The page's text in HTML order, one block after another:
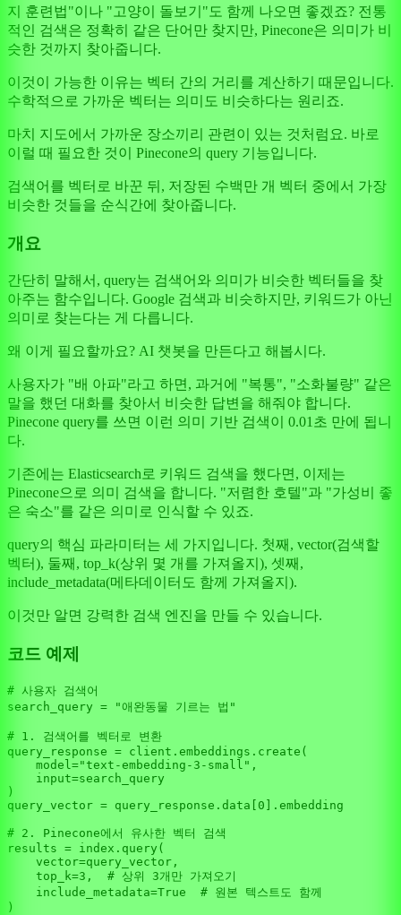
지 훈련법"이나 "고양이 돌보기"도 함께 나오면 좋겠죠? 전통
적인 검색은 정확히 같은 단어만 찾지만, Pinecone은 의미가 비
슷한 것까지 찾아줍니다.
이것이 가능한 이유는 벡터 간의 거리를 계산하기 때문입니다.
수학적으로 가까운 벡터는 의미도 비슷하다는 원리죠.
마치 지도에서 가까운 장소끼리 관련이 있는 것처럼요. 바로
이럴 때 필요한 것이 Pinecone의 query 기능입니다.
검색어를 벡터로 바꾼 뒤, 저장된 수백만 개 벡터 중에서 가장
비슷한 것들을 순식간에 찾아줍니다.
개요
간단히 말해서, query는 검색어와 의미가 비슷한 벡터들을 찾
아주는 함수입니다. Google 검색과 비슷하지만, 키워드가 아닌
의미로 찾는다는 게 다릅니다.
왜 이게 필요할까요? AI 챗봇을 만든다고 해봅시다.
사용자가 "배 아파"라고 하면, 과거에 "복통", "소화불량" 같은
말을 했던 대화를 찾아서 비슷한 답변을 해줘야 합니다.
Pinecone query를 쓰면 이런 의미 기반 검색이 0.01초 만에 됩니
다.
기존에는 Elasticsearch로 키워드 검색을 했다면, 이제는
Pinecone으로 의미 검색을 합니다. "저렴한 호텔"과 "가성비 좋
은 숙소"를 같은 의미로 인식할 수 있죠.
query의 핵심 파라미터는 세 가지입니다. 첫째, vector(검색할
벡터), 둘째, top_k(상위 몇 개를 가져올지), 셋째,
include_metadata(메타데이터도 함께 가져올지).
이것만 알면 강력한 검색 엔진을 만들 수 있습니다.
코드 예제
# 사용자 검색어
search_query =
"애완동물 기르는 법"
# 1. 검색어를 벡터로 변환
query_response = client.embeddings.create(
    model=
"text-embedding-3-small" ,
input=search_query
)
query_vector = query_response.data[ 0 ].embedding
# 2. Pinecone에서 유사한 벡터 검색
results = index.query(
    vector=query_vector,
    top_k=
3 , # 상위 3개만 가져오기
    include_metadata=
True
# 원본 텍스트도 함께
)